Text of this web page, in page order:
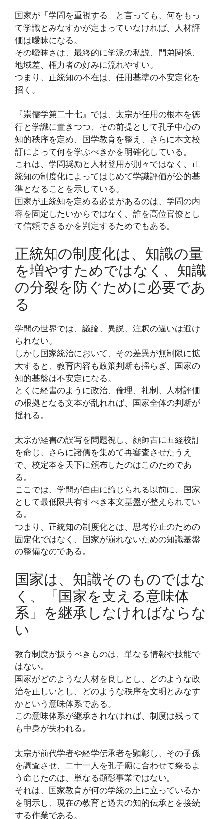
国家が「学問を重視する」と言っても、何をもっ
て学識とみなすかが定まっていなければ、人材評
価は曖昧になる。
その曖昧さは、最終的に学派の私説、門弟関係、
地域差、権力者の好みに流れやすい。
つまり、正統知の不在は、任用基準の不安定化を
招く。
『崇儒学第二十七』では、太宗が任用の根本を徳
行と学識に置きつつ、その前提として孔子中心の
知的秩序を定め、国学教育を整え、さらに本文校
訂によって何を学ぶべきかを明確化している。
これは、学問奨励と人材登用が別々ではなく、正
統知の制度化によってはじめて学識評価が公的基
準となることを示している。
国家が正統知を定める必要があるのは、学問の内
容を固定したいからではなく、誰を高位官僚とし
て信頼できるかを判定するためでもある。
正統知の制度化は、知識の量
を増やすためではなく、知識
の分裂を防ぐために必要であ
る
学問の世界では、議論、異説、注釈の違いは避け
られない。
しかし国家統治において、その差異が無制限に拡
大すると、教育内容も政策判断も揺らぎ、国家の
知的基盤は不安定になる。
とくに経書のように政治、倫理、礼制、人材評価
の根拠となる文本が乱れれば、国家全体の判断が
揺れる。
太宗が経書の誤写を問題視し、顔師古に五経校訂
を命じ、さらに諸儒を集めて再審査させたうえ
で、校定本を天下に頒布したのはこのためであ
る。
ここでは、学問が自由に論じられる以前に、国家
として最低限共有すべき本文基盤が整えられてい
る。
つまり、正統知の制度化とは、思考停止のための
固定化ではなく、国家が崩れないための知識基盤
の整備なのである。
国家は、知識そのものではな
く、「国家を支える意味体
系」を継承しなければならな
い
教育制度が扱うべきものは、単なる情報や技能で
はない。
国家がどのような人材を良しとし、どのような政
治を正しいとし、どのような秩序を文明とみなす
かという意味体系である。
この意味体系が継承されなければ、制度は残って
も中身が失われる。
太宗が前代学者や経学伝承者を顕彰し、その子孫
を調査させ、二十一人を孔子廟に合わせて祭るよ
う命じたのは、単なる顕彰事業ではない。
それは、国家教育が何の学統の上に立っているか
を明示し、現在の教育と過去の知的伝承とを接続
する作業である。